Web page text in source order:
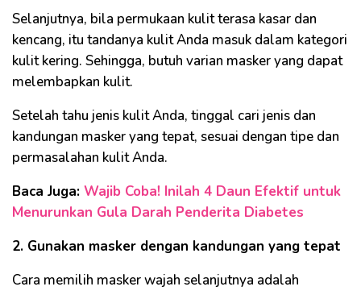
Selanjutnya, bila permukaan kulit terasa kasar dan
kencang, itu tandanya kulit Anda masuk dalam kategori
kulit kering. Sehingga, butuh varian masker yang dapat
melembapkan kulit.
Setelah tahu jenis kulit Anda, tinggal cari jenis dan
kandungan masker yang tepat, sesuai dengan tipe dan
permasalahan kulit Anda.
Baca Juga: Wajib Coba! Inilah 4 Daun Efektif untuk
Menurunkan Gula Darah Penderita Diabetes
2. Gunakan masker dengan kandungan yang tepat
Cara memilih masker wajah selanjutnya adalah